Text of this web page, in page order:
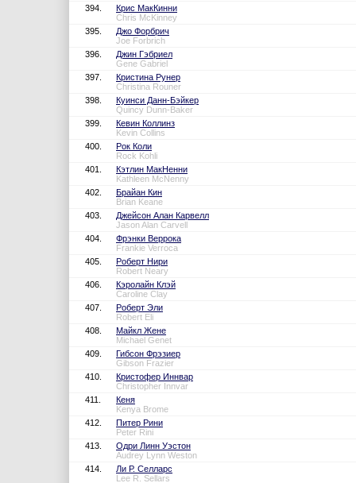
394.
Крис МакКинни
Chris McKinney
395.
Джо Форбрич
Joe Forbrich
396.
Джин Гэбриел
Gene Gabriel
397.
Кристина Рунер
Christina Rouner
398.
Куинси Данн-Бэйкер
Quincy Dunn-Baker
399.
Кевин Коллинз
Kevin Collins
400.
Рок Коли
Rock Kohli
401.
Кэтлин МакНенни
Kathleen McNenny
402.
Брайан Кин
Brian Keane
403.
Джейсон Алан Карвелл
Jason Alan Carvell
404.
Фрэнки Веррока
Frankie Verroca
405.
Роберт Нири
Robert Neary
406.
Кэролайн Клэй
Caroline Clay
407.
Роберт Эли
Robert Eli
408.
Майкл Жене
Michael Genet
409.
Гибсон Фрэзиер
Gibson Frazier
410.
Кристофер Иннвар
Christopher Innvar
411.
Кеня
Kenya Brome
412.
Питер Рини
Peter Rini
413.
Одри Линн Уэстон
Audrey Lynn Weston
414.
Ли Р. Селларс
Lee R. Sellars